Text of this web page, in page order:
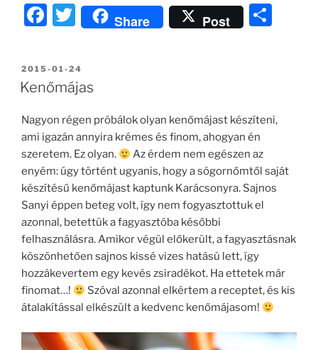
F
c
e
o
o
k
T
w
itt
er
Share Post
e
BEKÜLDVE:
2015-01-24
Kenőmájas
Nagyon régen próbálok olyan kenőmájast készíteni,
ami igazán annyira krémes és finom, ahogyan én
szeretem. Ez olyan.
Az érdem nem egészen az
enyém: úgy történt ugyanis, hogy a sógornőmtől saját
készítésű kenőmájast kaptunk Karácsonyra. Sajnos
Sanyi éppen beteg volt, így nem fogyasztottuk el
azonnal, betettük a fagyasztóba későbbi
felhasználásra. Amikor végül előkerült, a fagyasztásnak
köszönhetően sajnos kissé vizes hatású lett, így
hozzákevertem egy kevés zsiradékot. Ha ettetek már
finomat…!
Szóval azonnal elkértem a receptet, és kis
átalakítással elkészült a kedvenc kenőmájasom!